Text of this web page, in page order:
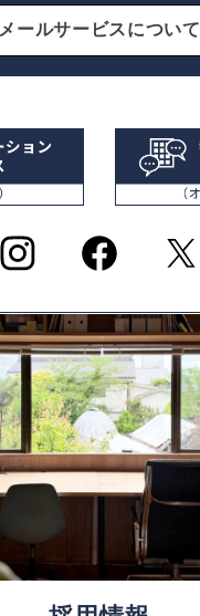
メールサービスについて